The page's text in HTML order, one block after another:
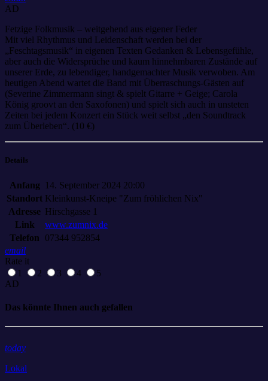
AD
Fetzige Folkmusik – weitgehend aus eigener Feder
Mit viel Rhythmus und Leidenschaft werden bei der
„Feschtagsmusik“ in eigenen Texten Gedanken & Lebensgefühle,
aber auch die Widersprüche und kaum hinnehmbaren Zustände auf
unserer Erde, zu lebendiger, handgemachter Musik verwoben. Am
heutigen Abend wartet die Band mit Überraschungs-Gästen auf
(Severine Zimmermann singt & spielt Gitarre + Geige; Carola
König groovt an den Saxofonen) und spielt sich auch in unsteten
Zeiten bei jedem Konzert ein Stück weit selbst „den Soundtrack
zum Überleben“. (10 €)
Details
Anfang
14. September 2024 20:00
Standort Kleinkunst-Kneipe "Zum fröhlichen Nix"
Adresse Hirschgasse 1
Link
www.zumnix.de
Telefon
07344 952854
email
Rate it
1
2 3 4
5
AD
Das könnte Ihnen auch gefallen
today
Lokal